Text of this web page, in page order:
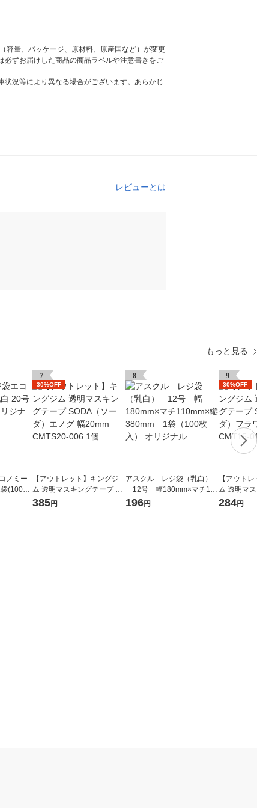
容量、パッケージ、原材料、原産国など）が変更
ずお届けした商品の商品ラベルや注意書きをご
況等により異なる場合がございます。あらかじ
レビューとは
もっと見る
ノミー
(100枚
7
30%OFF
【アウトレット】キングジ
ム 透明マスキングテープ SO
DA（ソーダ）エノグ 幅20m
385円
8
アスクル レジ袋（乳白）
12号 幅180mm×マチ110
mm×縦380mm 1袋（100
196円
9
30%OFF
【アウトレッ
ム 透明マスキ
DA（ソーダ）
284円